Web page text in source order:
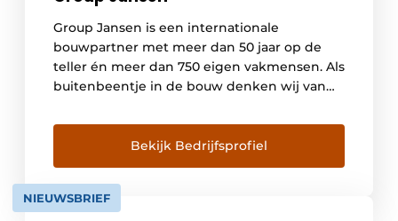
Group Jansen is een internationale
bouwpartner met meer dan 50 jaar op de
teller én meer dan 750 eigen vakmensen. Als
buitenbeentje in de bouw denken wij van
mensen die in een gebouw werken, leven,
genezen of genieten centraal. Want alleen
zo bouw je toekomstbestendige places to
be. […]
Bekijk Bedrijfsprofiel
NIEUWSBRIEF